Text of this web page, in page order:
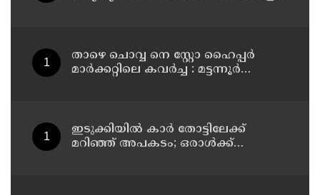
താഴെ ചൊവ്വ നെ സ്റ്റോ ഹൈപ്പർ
മാർക്കറ്റിലെ കവർച്ച : മട്ടന്നൂർ
ഇടുക്കിയിൽ കാർ തോട്ടിലേക്ക്
മറിഞ്ഞ് അപകടം; ഒരാൾക്ക്